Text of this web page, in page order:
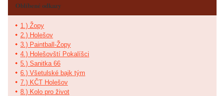
Oblíbené odkazy
1.) Žopy
2.) Holešov
3.) Paintball-Žopy
4.) Holešovští Pokalíšci
5.) Sanitka 66
6.) Všetulské bajk tým
7.) KČT Holešov
8.) Kolo pro život